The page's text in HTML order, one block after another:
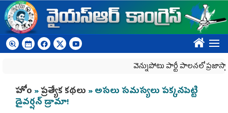
Skip to main content
????
వెన్నుపోటు పార్టీ పాలనలో ప్రజాస్వామ్యం
You are here
హోం »ప్రత్యేక కథలు » అసలు సమస్యలు పక్కనపెట్టి
డైవర్షన్ డ్రామా!